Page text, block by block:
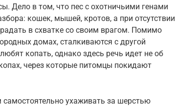
Дело в том, что пес с охотничьими генами
кошек, мышей, кротов, а при отсутствии
в схватке со своим врагом. Помимо
домах, сталкиваются с другой
копать, однако здесь речь идет не об
через которые питомцы покидают
ухаживать за шерстью